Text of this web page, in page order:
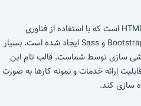
قالب TOM یک قالب ساده و خلاقانه HTML است که با استفاده از فناوری
HTML5، jQuery و CSS بر اساس Bootstrap 5 و Sass ایجاد شده است. بسیار
سازی توسط شماست. قالب تام این
ارائه خدمات و نمونه کارها به صورت
سازی کند.